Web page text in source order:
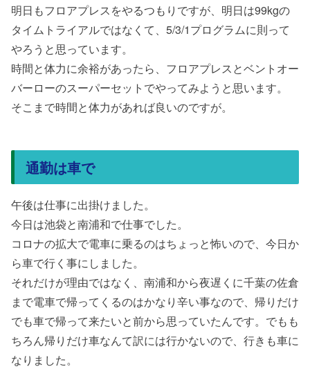
明日もフロアプレスをやるつもりですが、明日は99kgの
タイムトライアルではなくて、5/3/1プログラムに則って
やろうと思っています。
時間と体力に余裕があったら、フロアプレスとベントオー
バーローのスーパーセットでやってみようと思います。
そこまで時間と体力があれば良いのですが。
通勤は車で
午後は仕事に出掛けました。
今日は池袋と南浦和で仕事でした。
コロナの拡大で電車に乗るのはちょっと怖いので、今日か
ら車で行く事にしました。
それだけが理由ではなく、南浦和から夜遅くに千葉の佐倉
まで電車で帰ってくるのはかなり辛い事なので、帰りだけ
でも車で帰って来たいと前から思っていたんです。でもも
ちろん帰りだけ車なんて訳には行かないので、行きも車に
なりました。